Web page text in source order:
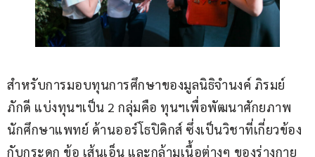
สำหรับการมอบทุนการศึกษาของมูลนิธิจำนงค์ ภิรมย์
ภักดี แบ่งทุนฯเป็น 2 กลุ่มคือ ทุนฯเพื่อพัฒนาศักยภาพ
นักศึกษาแพทย์ ด้านออร์โธปิดิกส์ ซึ่งเป็นวิชาที่เกี่ยวข้อง
กับกระดูก ข้อ เส้นเอ็น และกล้ามเนื้อต่างๆ ของร่างกาย